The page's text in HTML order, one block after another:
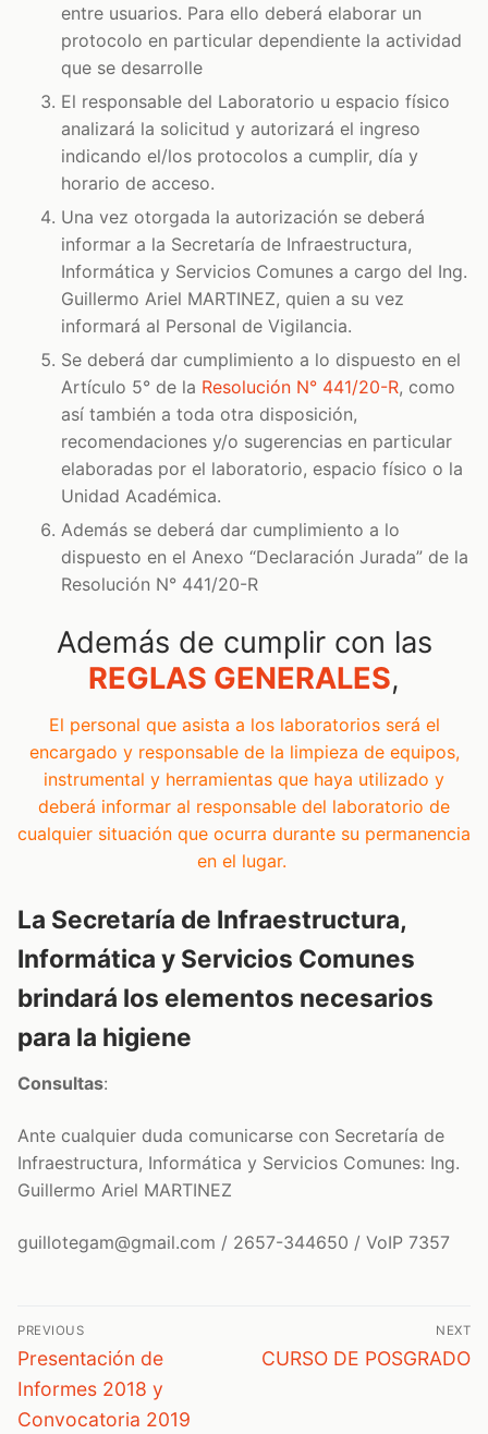
entre usuarios. Para ello deberá elaborar un
protocolo en particular dependiente la actividad
que se desarrolle
El responsable del Laboratorio u espacio físico
analizará la solicitud y autorizará el ingreso
indicando el/los protocolos a cumplir, día y
horario de acceso.
Una vez otorgada la autorización se deberá
informar a la Secretaría de Infraestructura,
Informática y Servicios Comunes a cargo del Ing.
Guillermo Ariel MARTINEZ, quien a su vez
informará al Personal de Vigilancia.
Se deberá dar cumplimiento a lo dispuesto en el
Artículo 5° de la Resolución N° 441/20-R, como
así también a toda otra disposición,
recomendaciones y/o sugerencias en particular
elaboradas por el laboratorio, espacio físico o la
Unidad Académica.
Además se deberá dar cumplimiento a lo
dispuesto en el Anexo “Declaración Jurada” de la
Resolución N° 441/20-R
Además de cumplir con las
REGLAS GENERALES,
El personal que asista a los laboratorios será el
encargado y responsable de la limpieza de equipos,
instrumental y herramientas que haya utilizado y
deberá informar al responsable del laboratorio de
cualquier situación que ocurra durante su permanencia
en el lugar.
La Secretaría de Infraestructura,
Informática y Servicios Comunes
brindará los elementos necesarios
para la higiene
Consultas:
Ante cualquier duda comunicarse con Secretaría de
Infraestructura, Informática y Servicios Comunes: Ing.
Guillermo Ariel MARTINEZ
guillotegam@gmail.com / 2657-344650 / VoIP 7357
Navegación
de
entradas
PREVIOUS
Previous
post:
Presentación de
Informes 2018 y
Convocatoria 2019
NEXT
Next
CURSO DE POSGRADO